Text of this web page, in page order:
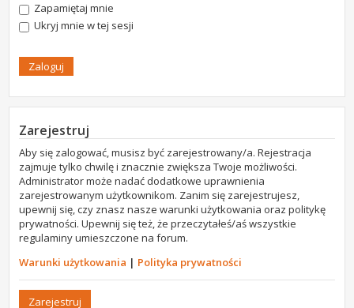
Zapamiętaj mnie
Ukryj mnie w tej sesji
Zarejestruj
Aby się zalogować, musisz być zarejestrowany/a. Rejestracja
zajmuje tylko chwilę i znacznie zwiększa Twoje możliwości.
Administrator może nadać dodatkowe uprawnienia
zarejestrowanym użytkownikom. Zanim się zarejestrujesz,
upewnij się, czy znasz nasze warunki użytkowania oraz politykę
prywatności. Upewnij się też, że przeczytałeś/aś wszystkie
regulaminy umieszczone na forum.
Warunki użytkowania | Polityka prywatności
Zarejestruj